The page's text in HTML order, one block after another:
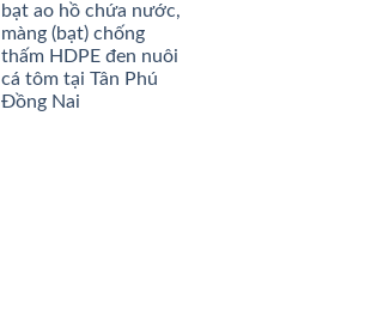
bạt ao hồ chứa nước,
màng (bạt) chống
thấm HDPE đen nuôi
cá tôm tại Tân Phú
Đồng Nai